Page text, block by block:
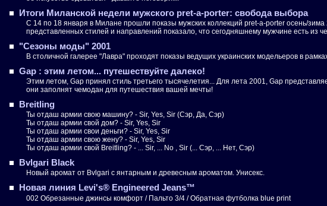
Итоги Миланской недели мужского prеt-a-porter: свобода выбора
С 14 по 18 января в Милане прошли показы мужских коллекций prеt-a-porter осень/
представленных стилей и направлений показало, что сегодняшнему мужчине есть из
"Сезоны моды" 2001
В столичной галерее "Лавра" проходят показы ведущих украинских модельеров в
Gap : этим летом... путешествуйте далеко!
Этим летом, Gap принял стиль третьего тысячелетия... Для лета 2001, Gap
они заполнят чемодан для путешествия вашей мечты!
Breitling
Ты отдаш армии свою машину? - Sir, Yes, Sir (Сэр, Да, Сэр)
Ты отдаш армии свой дом? - Sir, Yes, Sir
Ты отдаш армии свои деньги? - Sir, Yes, Sir
Ты отдаш армии свою жену? - Sir, Yes, Sir
Ты отдаш армии свой Breitling? - ... Sir, ... No , Sir (... Сэр, ... Нет, Сэр)
Bvlgari Black
Новый аромат от Bvlgari с янтарным и древесным ароматом. Унисекс.
Новая линия Levi's® Engineered Jeans™
002 Обрезанные джинсы комфорт / Пальто 3/4 / Обратная футболка blue print